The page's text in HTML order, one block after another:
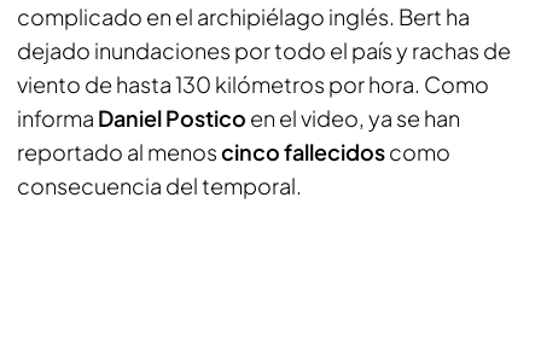
complicado en el archipiélago inglés. Bert ha
dejado inundaciones por todo el país y rachas de
viento de hasta 130 kilómetros por hora. Como
informa Daniel Postico en el video, ya se han
reportado al menoscinco fallecidoscomo
consecuencia del temporal.